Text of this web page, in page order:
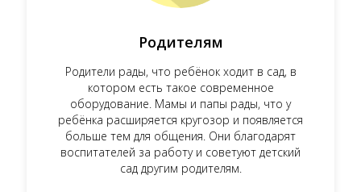
Родителям
Родители рады, что ребёнок ходит в сад, в
котором есть такое современное
оборудование. Мамы и папы рады, что у
ребёнка расширяется кругозор и появляется
больше тем для общения. Они благодарят
воспитателей за работу и советуют детский
сад другим родителям.